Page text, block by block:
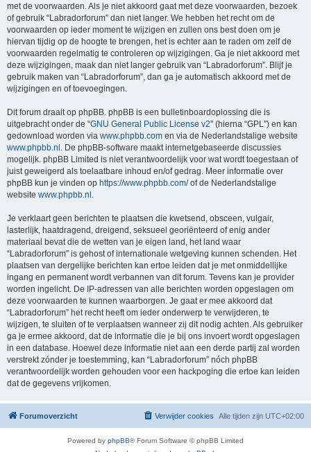
met de voorwaarden. Als je niet akkoord gaat met deze voorwaarden, bezoek
of gebruik “Labradorforum” dan niet langer. We hebben het recht om de
voorwaarden op ieder moment te wijzigen en zullen ons best doen om je
hiervan tijdig op de hoogte te brengen, het is echter aan te raden om zelf de
voorwaarden regelmatig te controleren op wijzigingen. Ga je niet akkoord met
deze wijzigingen, maak dan niet langer gebruik van “Labradorforum”. Blijf je
gebruik maken van “Labradorforum”, dan ga je automatisch akkoord met de
wijzigingen en of toevoegingen.
Dit forum draait op phpBB. phpBB is een bulletinboardoplossing die is
uitgebracht onder de “GNU General Public License v2” (hierna “GPL”) en kan
gedownload worden via www.phpbb.com en via de Nederlandstalige website
www.phpbb.nl . De phpBB-software maakt internetgebaseerde discussies
mogelijk. phpBB Limited is niet verantwoordelijk voor wat wordt toegestaan of
juist geweigerd als toelaatbare inhoud en/of gedrag. Meer informatie over
phpBB kun je vinden op https://www.phpbb.com/of de Nederlandstalige
website www.phpbb.nl
Je verklaart geen berichten te plaatsen die kwetsend, obsceen, vulgair,
lasterlijk, haatdragend, dreigend, seksueel georiënteerd of enig ander
materiaal bevat die de wetten van je eigen land, het land waar
“Labradorforum” is gehost of internationale wetgeving kunnen schenden. Het
plaatsen van dergelijke berichten kan ertoe leiden dat je met onmiddellijke
ingang en permanent wordt verbannen van dit forum. Tevens kan je provider
worden ingelicht. De IP-adressen van alle berichten worden opgeslagen om
deze voorwaarden te kunnen waarborgen. Je gaat er mee akkoord dat
“Labradorforum” het recht heeft om ieder onderwerp te verwijderen, te
wijzigen, te sluiten of te verplaatsen wanneer zij dit nodig achten. Als gebruiker
ga je ermee akkoord, dat de informatie die je bij ons invoert wordt opgeslagen
in een database. Hoewel deze informatie niet aan een derde partij zal worden
verstrekt zónder je toestemming, kan “Labradorforum” nóch phpBB
verantwoordelijk worden gehouden voor een hackpoging die ertoe kan leiden
dat de gegevens vrijkomen.
Forumoverzicht Alle tijden zijn UTC+02:00
Verwijder cookies
Powered by phpBB® Forum Software © phpBB Limited